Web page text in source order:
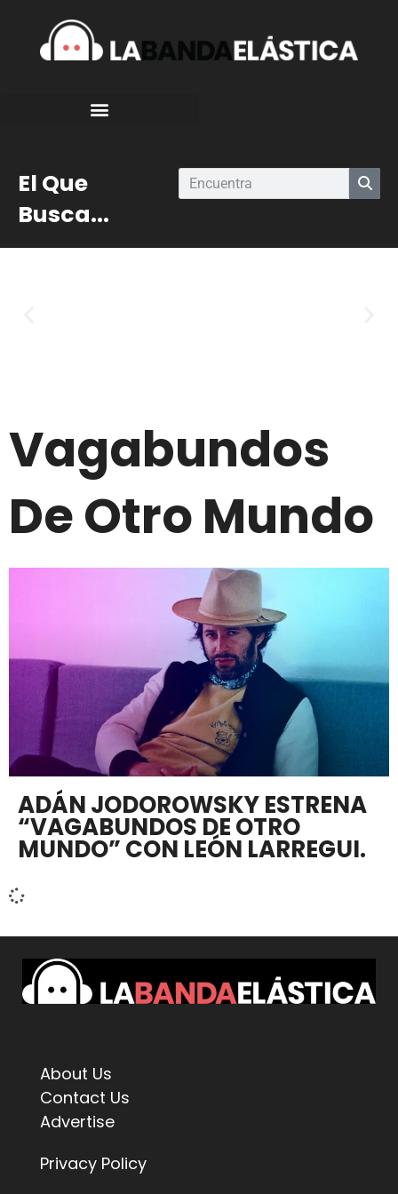
El Que
Busca...
Vagabundos
De Otro Mundo
ADÁN JODOROWSKY ESTRENA
“VAGABUNDOS DE OTRO
MUNDO” CON LEÓN LARREGUI.
About Us
Contact Us
Advertise
Privacy Policy